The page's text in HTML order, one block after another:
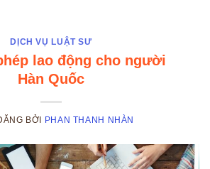
DỊCH VỤ LUẬT SƯ
lao động cho người
Hàn Quốc
BỞI PHAN THANH NHÀN